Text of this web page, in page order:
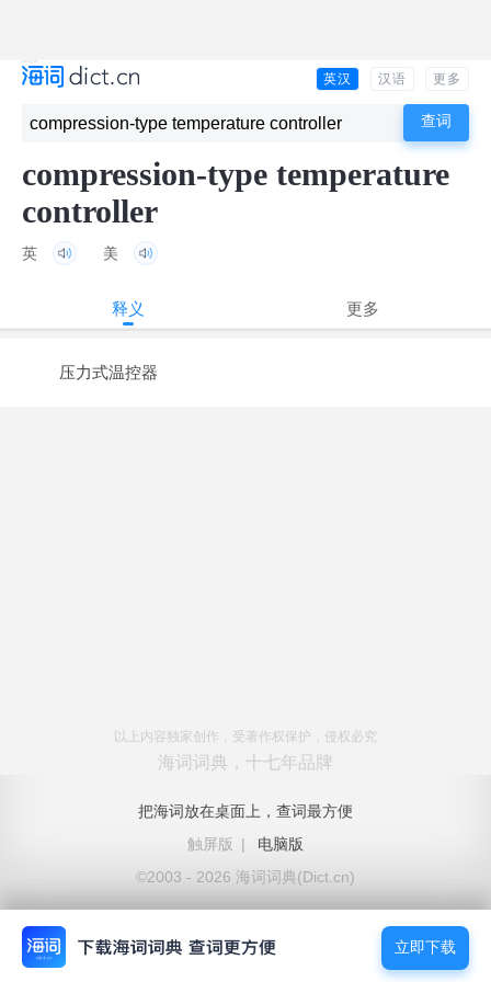
英汉 汉语 更多
compression-type temperature
controller
英 美
释义 更多
压力式温控器
以上内容独家创作，受著作权保护，侵权必究
海词词典，十七年品牌
把海词放在桌面上，查词最方便
触屏版
|
电脑版
©2003 - 2026 海词词典(Dict.cn)
立即下载
立即下载